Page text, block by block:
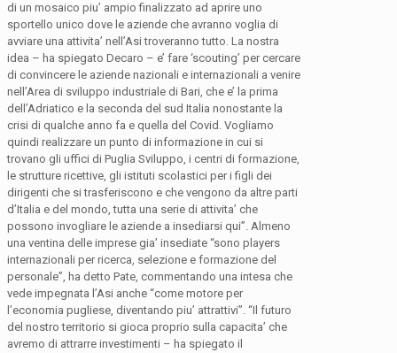
di un mosaico piu’ ampio finalizzato ad aprire uno
sportello unico dove le aziende che avranno voglia di
avviare una attivita’ nell’Asi troveranno tutto. La nostra
idea – ha spiegato Decaro – e’ fare ‘scouting’ per cercare
di convincere le aziende nazionali e internazionali a venire
nell’Area di sviluppo industriale di Bari, che e’ la prima
dell’Adriatico e la seconda del sud Italia nonostante la
crisi di qualche anno fa e quella del Covid. Vogliamo
quindi realizzare un punto di informazione in cui si
trovano gli uffici di Puglia Sviluppo, i centri di formazione,
le strutture ricettive, gli istituti scolastici per i figli dei
dirigenti che si trasferiscono e che vengono da altre parti
d’Italia e del mondo, tutta una serie di attivita’ che
possono invogliare le aziende a insediarsi qui”. Almeno
una ventina delle imprese gia’ insediate “sono players
internazionali per ricerca, selezione e formazione del
personale”, ha detto Pate, commentando una intesa che
vede impegnata l’Asi anche “come motore per
l’economia pugliese, diventando piu’ attrattivi”. “Il futuro
del nostro territorio si gioca proprio sulla capacita’ che
avremo di attrarre investimenti – ha spiegato il